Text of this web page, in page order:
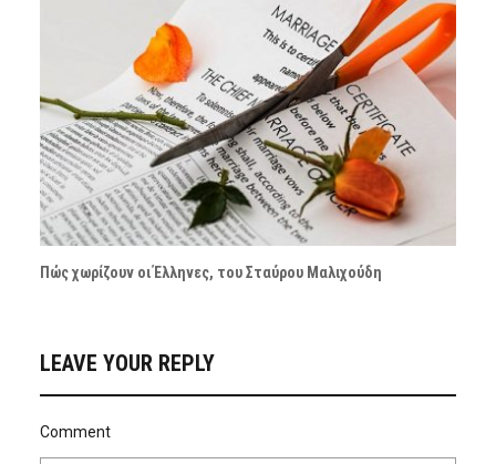
Πώς χωρίζουν οι Έλληνες, του Σταύρου Μαλιχούδη
LEAVE YOUR REPLY
Comment